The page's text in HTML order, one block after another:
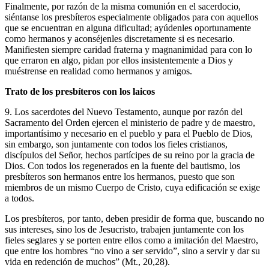
Finalmente, por razón de la misma comunión en el sacerdocio,
siéntanse los presbíteros especialmente obligados para con aquellos
que se encuentran en alguna dificultad; ayúdenles oportunamente
como hermanos y aconséjenles discretamente si es necesario.
Manifiesten siempre caridad fraterna y magnanimidad para con lo
que erraron en algo, pidan por ellos insistentemente a Dios y
muéstrense en realidad como hermanos y amigos.
Trato de los presbíteros con los laicos
9. Los sacerdotes del Nuevo Testamento, aunque por razón del
Sacramento del Orden ejercen el ministerio de padre y de maestro,
importantísimo y necesario en el pueblo y para el Pueblo de Dios,
sin embargo, son juntamente con todos los fieles cristianos,
discípulos del Señor, hechos partícipes de su reino por la gracia de
Dios. Con todos los regenerados en la fuente del bautismo, los
presbíteros son hermanos entre los hermanos, puesto que son
miembros de un mismo Cuerpo de Cristo, cuya edificación se exige
a todos.
Los presbíteros, por tanto, deben presidir de forma que, buscando no
sus intereses, sino los de Jesucristo, trabajen juntamente con los
fieles seglares y se porten entre ellos como a imitación del Maestro,
que entre los hombres “no vino a ser servido”, sino a servir y dar su
vida en redención de muchos” (Mt., 20,28).